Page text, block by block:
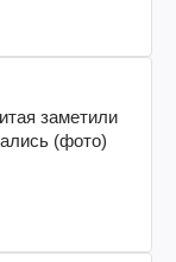
заметили
(фото)